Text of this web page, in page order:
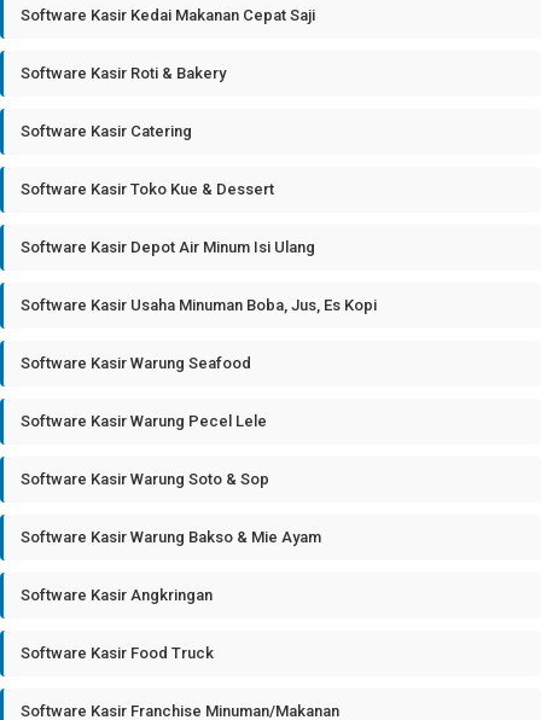
Software Kasir Kedai Makanan Cepat Saji
Software Kasir Roti & Bakery
Software Kasir Catering
Software Kasir Toko Kue & Dessert
Software Kasir Depot Air Minum Isi Ulang
Software Kasir Usaha Minuman Boba, Jus, Es Kopi
Software Kasir Warung Seafood
Software Kasir Warung Pecel Lele
Software Kasir Warung Soto & Sop
Software Kasir Warung Bakso & Mie Ayam
Software Kasir Angkringan
Software Kasir Food Truck
Software Kasir Franchise Minuman/Makanan